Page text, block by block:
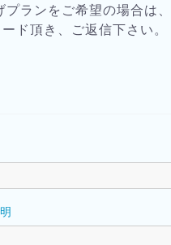
ランをご希望の場合は
ド頂き、ご返信下さい。